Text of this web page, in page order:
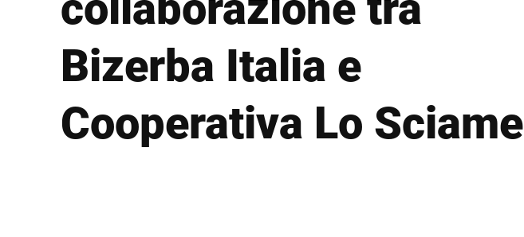
Sito web globale
Bizerba Italia e
Cooperativa Lo Sciame